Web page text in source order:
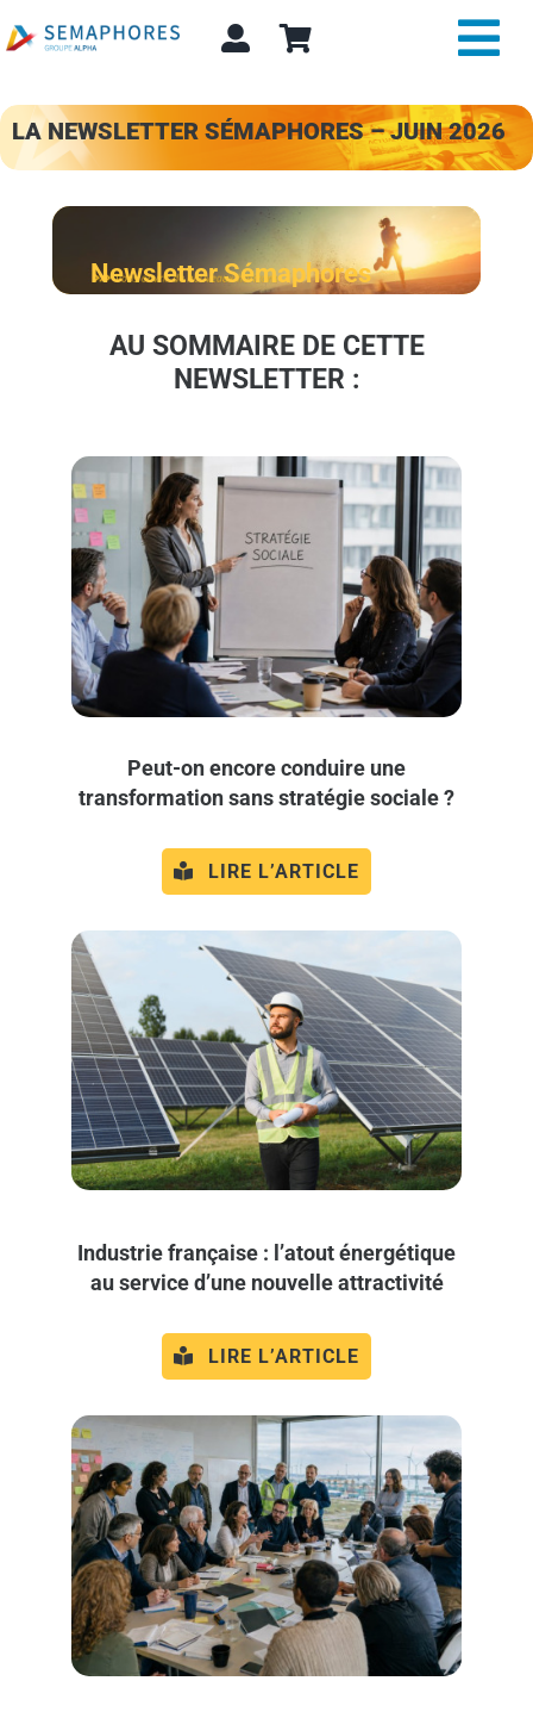
au
Expertise et conseil
Actualité
Contact
Rechercher:
LA NEWSLETTER SÉMAPHORES – JUIN 2026
Newsletter Sémaphores
AU SOMMAIRE DE CETTE
NEWSLETTER :
Peut-on encore conduire une
transformation sans stratégie sociale ?
LIRE L’ARTICLE
Industrie française : l’atout énergétique
au service d’une nouvelle attractivité
LIRE L’ARTICLE